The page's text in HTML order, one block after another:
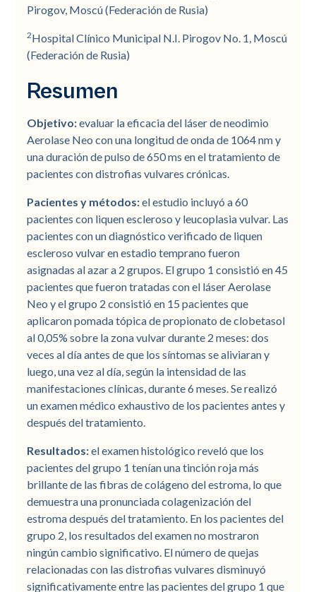
Pirogov, Moscú (Federación de Rusia)
2Hospital Clínico Municipal N.I. Pirogov No. 1, Moscú
(Federación de Rusia)
Resumen
Objetivo:evaluar la eficacia del láser de neodimio
Aerolase Neo con una longitud de onda de 1064 nm y
una duración de pulso de 650 ms en el tratamiento de
pacientes con distrofias vulvares crónicas.
Pacientes y métodos:el estudio incluyó a 60
pacientes con liquen escleroso y leucoplasia vulvar. Las
pacientes con un diagnóstico verificado de liquen
escleroso vulvar en estadio temprano fueron
asignadas al azar a 2 grupos. El grupo 1 consistió en 45
pacientes que fueron tratadas con el láser Aerolase
Neo y el grupo 2 consistió en 15 pacientes que
aplicaron pomada tópica de propionato de clobetasol
al 0,05% sobre la zona vulvar durante 2 meses: dos
veces al día antes de que los síntomas se aliviaran y
luego, una vez al día, según la intensidad de las
manifestaciones clínicas, durante 6 meses. Se realizó
un examen médico exhaustivo de los pacientes antes y
después del tratamiento.
Resultados:el examen histológico reveló que los
pacientes del grupo 1 tenían una tinción roja más
brillante de las fibras de colágeno del estroma, lo que
demuestra una pronunciada colagenización del
estroma después del tratamiento. En los pacientes del
grupo 2, los resultados del examen no mostraron
ningún cambio significativo. El número de quejas
relacionadas con las distrofias vulvares disminuyó
significativamente entre las pacientes del grupo 1 que